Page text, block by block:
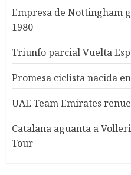
Empresa de Nottingham
1980
Triunfo parcial Vuelta
Promesa ciclista nacida
UAE Team Emirates
Catalana aguanta a
Tour